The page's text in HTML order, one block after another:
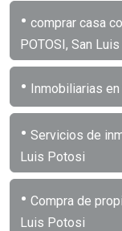
• comprar casa
POTOSI, San
• Inmobiliarias
• Servicios de
Luis Potosi
• Compra de
Luis Potosi